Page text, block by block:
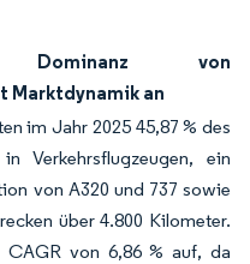
Dominanz von
Marktdynamik an
im Jahr 2025 45,87 % des
Verkehrsflugzeugen, ein
von A320 und 737 sowie
über 4.800 Kilometer.
CAGR von 6,86 % auf, da